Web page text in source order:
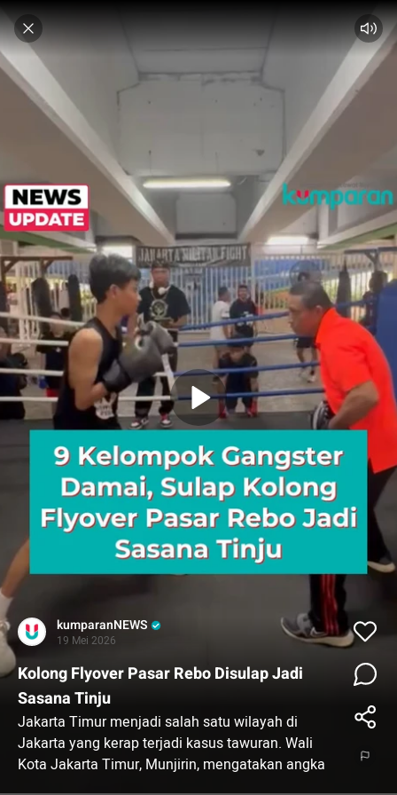
kumparanNEWS
19 Mei 2026
Kolong Flyover Pasar Rebo Disulap Jadi
Sasana Tinju
Jakarta Timur menjadi salah satu wilayah di
Jakarta yang kerap terjadi kasus tawuran. Wali
Kota Jakarta Timur, Munjirin, mengatakan angka